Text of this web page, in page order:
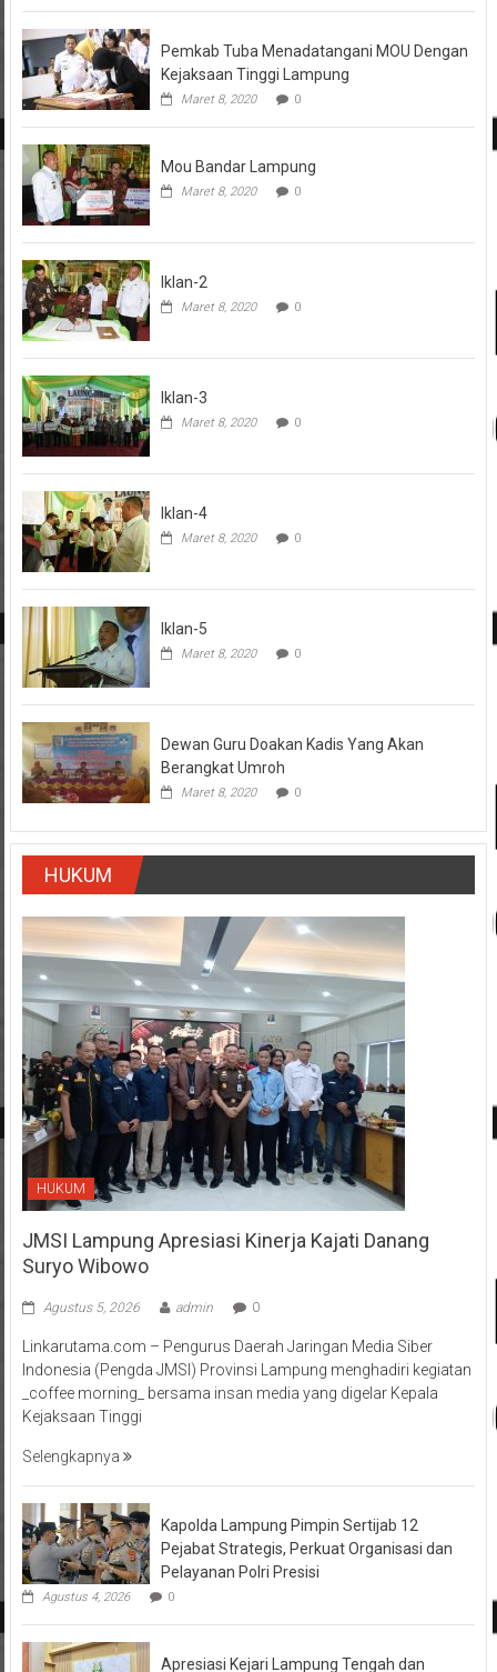
Pemkab Tuba Menadatangani MOU Dengan
Kejaksaan Tinggi Lampung
Maret 8, 2020 0
Mou Bandar Lampung
Maret 8, 2020 0
Iklan-2
Maret 8, 2020 0
Iklan-3
Maret 8, 2020 0
Iklan-4
Maret 8, 2020 0
Iklan-5
Maret 8, 2020 0
Dewan Guru Doakan Kadis Yang Akan
Berangkat Umroh
Maret 8, 2020 0
HUKUM
HUKUM
JMSI Lampung Apresiasi Kinerja Kajati Danang
Suryo Wibowo
Agustus 5, 2026 admin 0
Linkarutama.com – Pengurus Daerah Jaringan Media Siber
Indonesia (Pengda JMSI) Provinsi Lampung menghadiri kegiatan
_coffee morning_ bersama insan media yang digelar Kepala
Kejaksaan Tinggi
Selengkapnya
Kapolda Lampung Pimpin Sertijab 12
Pejabat Strategis, Perkuat Organisasi dan
Pelayanan Polri Presisi
Agustus 4, 2026 0
Apresiasi Kejari Lampung Tengah dan